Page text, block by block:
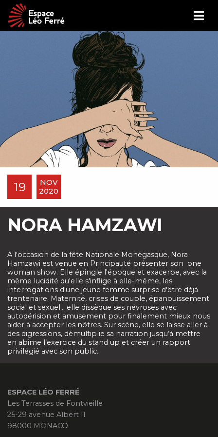
19
NOV
2020
NORA HAMZAWI
A l'occasion de la fête Nationale Monégasque, Nora
Hamzawi est venue en Principauté présenter son one
woman show. Elle épingle l'époque et exacerbe, avec la
même lucidité qu'elle s'inflige à elle-même, les
interrogations d'une jeune femme surprise d'être déjà
trentenaire. Maternité, crises de couple, épanouissement
social et sexuel... elle dissèque ses névroses avec
autodérision et amusement pour finalement mieux nous
aider à accepter les nôtres. Sur scène, elle se laisse aller à
des digressions, démultiplie sa narration jusqu’à mettre
en abime l’exercice du stand up et créer un rapport
privilégié avec son public.
ESPACE LÉO FERRÉ
Les Terrasses de Fontvieille
25-29 avenue Albert II
98000 MONACO